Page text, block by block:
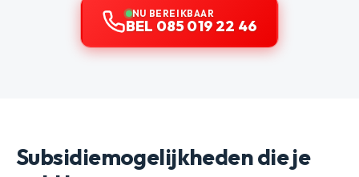
NU BEREIKBAAR
BEL 085 019 22 46
Subsidiemogelijkheden die je